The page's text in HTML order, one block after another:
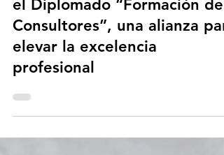
Presentan CNEC y
Universidad Anáhuac México
el Diplomado “Formación de
Consultores”, una alianza
elevar la excelencia
profesional